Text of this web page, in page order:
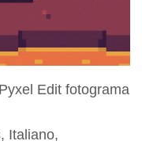
Edit fotograma
Italiano,